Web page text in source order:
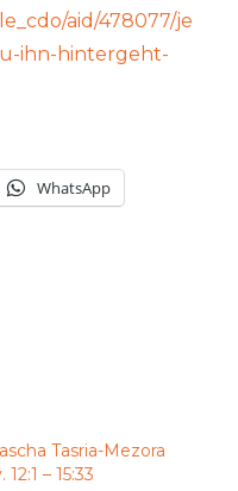
aid/478077/je
ihn-hintergeht-
WhatsApp
Tasria-Mezora
12:1 – 15:33